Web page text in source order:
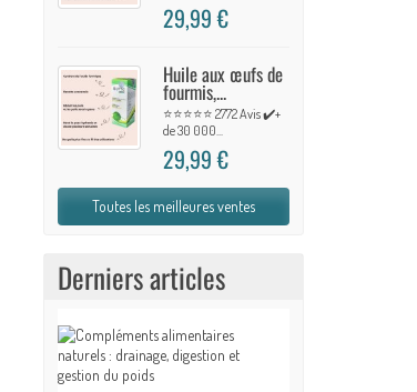
29,99 €
Huile aux œufs de
fourmis,...
⭐⭐⭐⭐⭐ 2772 Avis ✔️+
de 30 000...
29,99 €
Toutes les meilleures ventes
Derniers articles